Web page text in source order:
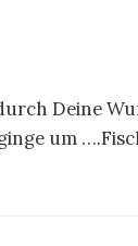
Deine
um